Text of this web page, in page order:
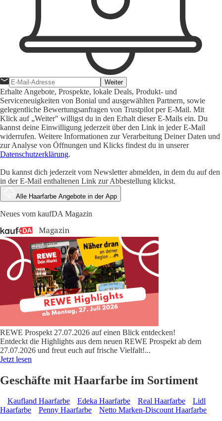
Weiter
Erhalte Angebote, Prospekte, lokale Deals, Produkt- und
Serviceneuigkeiten von Bonial und ausgewählten Partnern, sowie
gelegentliche Bewertungsanfragen von Trustpilot per E-Mail. Mit
Klick auf „Weiter" willigst du in den Erhalt dieser E-Mails ein. Du
kannst deine Einwilligung jederzeit über den Link in jeder E-Mail
widerrufen. Weitere Informationen zur Verarbeitung Deiner Daten und
zur Analyse von Öffnungen und Klicks findest du in unserer
Datenschutzerklärung.
Du kannst dich jederzeit vom Newsletter abmelden, in dem du auf den
in der E-Mail enthaltenen Link zur Abbestellung klickst.
Alle Haarfarbe Angebote in der App
Neues vom kaufDA Magazin
REWE Prospekt 27.07.2026 auf einen Blick entdecken!
Entdeckt die Highlights aus dem neuen REWE Prospekt ab dem
27.07.2026 und freut euch auf frische Vielfalt!...
Jetzt lesen
Geschäfte mit Haarfarbe im Sortiment
Kaufland Haarfarbe Edeka Haarfarbe Real Haarfarbe
Lidl
Haarfarbe
Penny Haarfarbe Netto Marken-Discount Haarfarbe